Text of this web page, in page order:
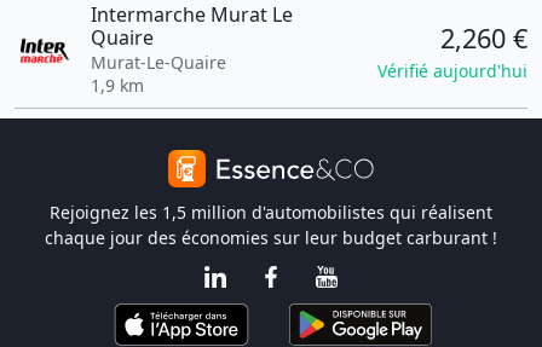
Intermarche Murat Le
Quaire
Murat-Le-Quaire
1,9 km
2,260 €
Vérifié aujourd'hui
Rejoignez les 1,5 million d'automobilistes qui réalisent
chaque jour des économies sur leur budget carburant !